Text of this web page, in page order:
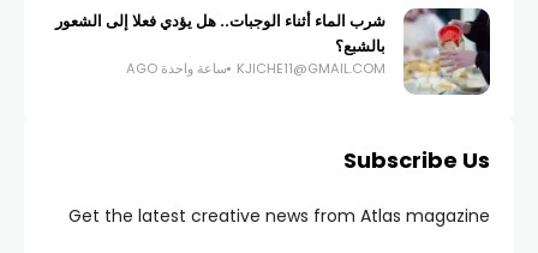
شرب الماء أثناء الوجبات.. هل يؤدي فعلا إلى الشعور
بالشبع؟
KJICHE11@GMAIL.COM ساعة واحدة AGO
Subscribe Us
Get the latest creative news from Atlas magazine